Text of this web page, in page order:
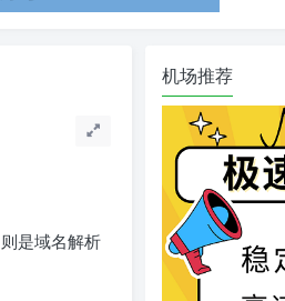
则是域名解析
机场推荐